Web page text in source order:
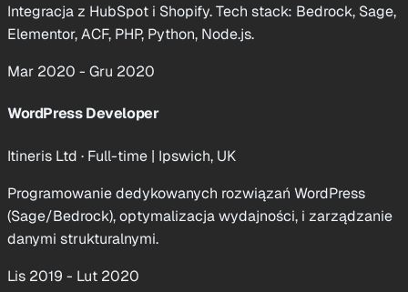
Integracja z HubSpot i Shopify. Tech stack: Bedrock, Sage,
Elementor, ACF, PHP, Python, Node.js.
Mar 2020 - Gru 2020
WordPress Developer
Itineris Ltd · Full-time | Ipswich, UK
Programowanie dedykowanych rozwiązań WordPress
(Sage/Bedrock), optymalizacja wydajności, i zarządzanie
danymi strukturalnymi.
Lis 2019 - Lut 2020